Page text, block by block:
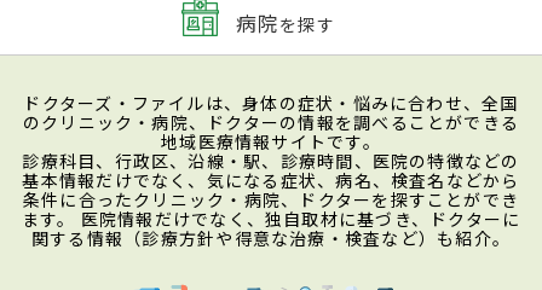
病院を探す
ドクターズ・ファイルは、身体の症状・悩みに合わせ、全国
のクリニック・病院、ドクターの情報を調べることができる
地域医療情報サイトです。
診療科目、行政区、沿線・駅、診療時間、医院の特徴などの
基本情報だけでなく、気になる症状、病名、検査名などから
条件に合ったクリニック・病院、ドクターを探すことができ
ます。 医院情報だけでなく、独自取材に基づき、ドクターに
関する情報（診療方針や得意な治療・検査など）も紹介。